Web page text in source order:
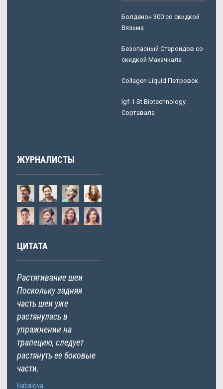
Болденон 300 со скидкой
Вязьма
Безопасный Стероидов со
скидкой Махачкала
Collagen Liquid Петровск
Igf-1 St Biotechnology
Сортавала
ЖУРНАЛИСТЫ
ЦИТАТА
Растягивание шеи
Поскольку задняя
часть шеи уже
растянулась в
упражнении на
трапецию, следует
растянуть ее боковые
части.
Habalova